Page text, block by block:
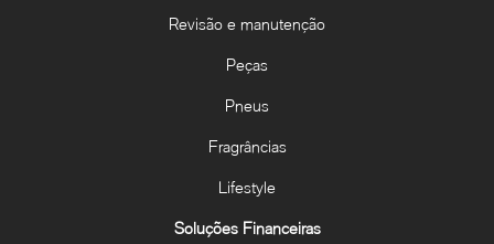
Revisão e manutenção
Peças
Pneus
Fragrâncias
Lifestyle
Soluções Financeiras